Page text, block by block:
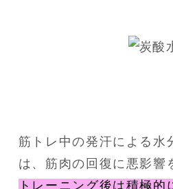
筋トレ中の発汗による水
は、筋肉の回復に悪影響
トレーニング後は積極的